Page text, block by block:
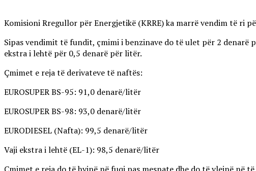
Komisioni Rregullor për Energjetikë (KRRE) ka marrë vendim të ri
Sipas vendimit të fundit, çmimi i benzinave do të ulet për 2
ekstra i lehtë për 0,5 denarë për litër.
Çmimet e reja të derivateve të naftës:
EUROSUPER BS-95: 91,0 denarë/litër
EUROSUPER BS-98: 93,0 denarë/litër
EURODIESEL (Nafta): 99,5 denarë/litër
Vaji ekstra i lehtë (EL-1): 98,5 denarë/litër